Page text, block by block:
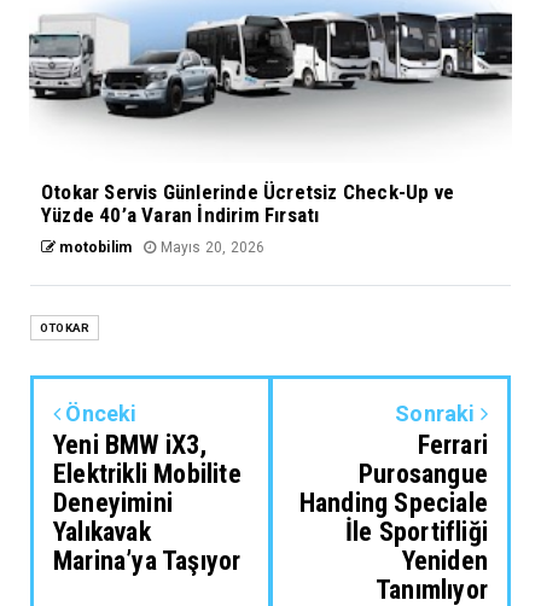
Otokar Servis Günlerinde Ücretsiz Check-Up ve
Yüzde 40’a Varan İndirim Fırsatı
motobilim Mayıs 20, 2026
OTOKAR
Önceki
Yeni BMW iX3,
Elektrikli Mobilite
Deneyimini
Yalıkavak
Marina’ya Taşıyor
Sonraki
Ferrari
Purosangue
Handing Speciale
İle Sportifliği
Yeniden
Tanımlıyor